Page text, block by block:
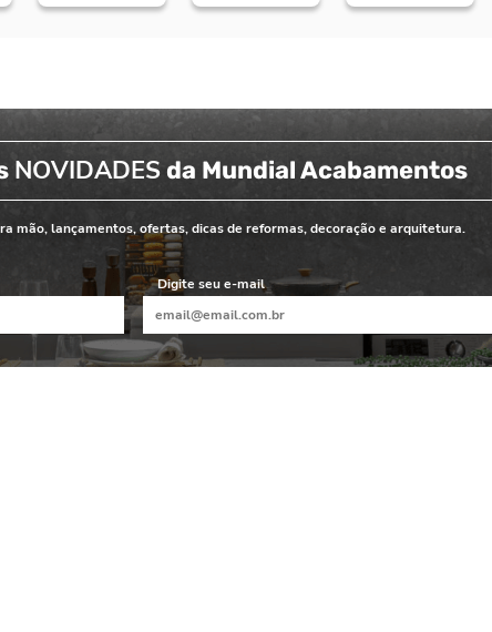
NOVIDADES da Mundial Acabamentos
mão, lançamentos, ofertas, dicas de reformas, decoração e arquitetura.
Digite seu e-mail